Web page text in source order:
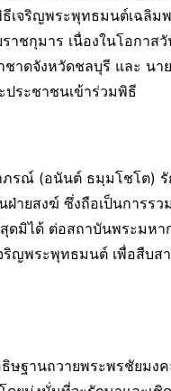
จริญพระพุทธมนต์เฉลิมพ
าชกุมาร เนื่องในโอกาส
าดจังหวัดชลบุรี และ นา
ระชาชนเข้าร่วมพิธี
รณ์ (อนันต์ ธมฺมโชโต) รั
ายสงฆ์ ซึ่งถือเป็นการร
ดมิได้ ต่อสถาบันพระมห
ริญพระพุทธมนต์ เพื่อสืบ
ษฐานถวายพระพรชัยม